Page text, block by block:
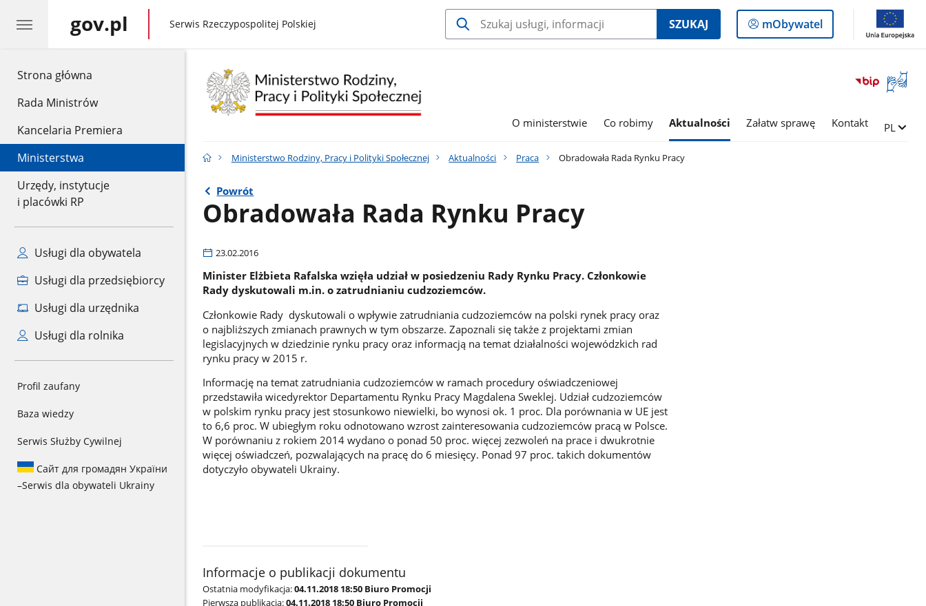
Strona główna
Rada Ministrów
Kancelaria Premiera
Ministerstwa
Urzędy, instytucje
i placówki RP
Usługi dla obywatela
Usługi dla przedsiębiorcy
Usługi dla urzędnika
Usługi dla rolnika
Profil zaufany
Baza wiedzy
Serwis Służby Cywilnej
Сайт для громадян України
–Serwis dla obywateli Ukrainy
gov.pl gov.pl
Serwis Rzeczypospolitej Polskiej SZUKAJ
Logowanie
do
mObywatel
Otwórz
okno
języka
O ministerstwie Co robimy Aktualności Załatw sprawę Kontakt Zmień
PL
Ministerstwo Rodziny, Pracy i Polityki Społecznej Aktualności Praca Obradowała Rada Rynku Pracy
Powrót
Obradowała Rada Rynku Pracy
23.02.2016
Minister Elżbieta Rafalska wzięła udział w posiedzeniu Rady Rynku Pracy. Członkowie
Rady dyskutowali m.in. o zatrudnianiu cudzoziemców.
Członkowie Rady dyskutowali o wpływie zatrudniania cudzoziemców na polski rynek pracy oraz
o najbliższych zmianach prawnych w tym obszarze. Zapoznali się także z projektami zmian
legislacyjnych w dziedzinie rynku pracy oraz informacją na temat działalności wojewódzkich rad
rynku pracy w 2015 r.
Informację na temat zatrudniania cudzoziemców w ramach procedury oświadczeniowej
przedstawiła wicedyrektor Departamentu Rynku Pracy Magdalena Sweklej. Udział cudzoziemców
w polskim rynku pracy jest stosunkowo niewielki, bo wynosi ok. 1 proc. Dla porównania w UE jest
to 6,6 proc. W ubiegłym roku odnotowano wzrost zainteresowania cudzoziemców pracą w Polsce.
W porównaniu z rokiem 2014 wydano o ponad 50 proc. więcej zezwoleń na prace i dwukrotnie
więcej oświadczeń, pozwalających na pracę do 6 miesięcy. Ponad 97 proc. takich dokumentów
dotyczyło obywateli Ukrainy.
Informacje o publikacji dokumentu
Ostatnia modyfikacja:04.11.2018 18:50 Biuro Promocji
Pierwsza publikacja:04.11.2018 18:50 Biuro Promocji